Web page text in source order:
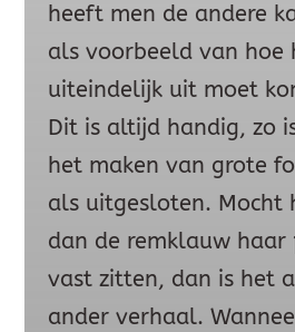
heeft men de andere
als voorbeeld van hoe
uiteindelijk uit moet
Dit is altijd handig, zo
het maken van grote
als uitgesloten. Mocht
dan de remklauw haar
vast zitten, dan is het
ander verhaal.